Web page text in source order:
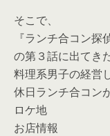
そこで、
『ランチ合コン探
の第３話に出てきた
料理系男子の経営
休日ランチ合コン
ロケ地
お店情報